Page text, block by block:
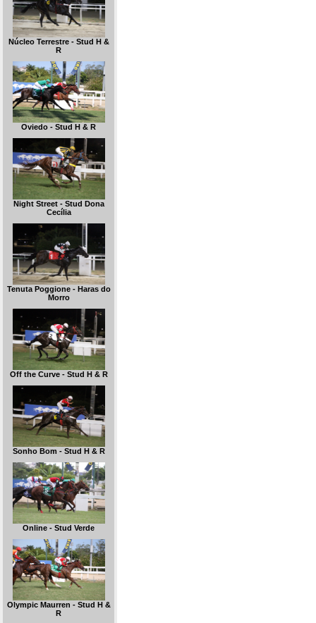
Núcleo Terrestre - Stud H &
R
Oviedo - Stud H & R
Night Street - Stud Dona
Cecília
Tenuta Poggione - Haras do
Morro
Off the Curve - Stud H & R
Sonho Bom - Stud H & R
Online - Stud Verde
Olympic Maurren - Stud H &
R